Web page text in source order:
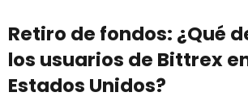
Retiro de fondos: ¿Qué
los usuarios de Bittrex
Estados Unidos?